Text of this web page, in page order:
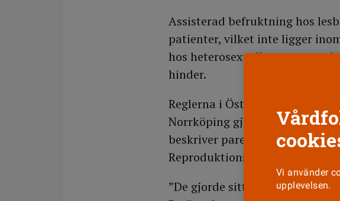
Assisterad befruktning hos
patienter, vilket inte ligger
hos heterosexuella par anses
hinder.
Reglerna i Östergötland har
Norrköping gjort en anmälan
beskriver paret hur de
Reproduktionsmedicinskt
”De gjorde sitt bästa för att vi
Vi använder
upplevelsen.